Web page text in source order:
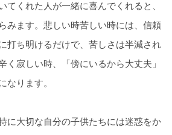
てくれた人が一緒に喜んでくれると、
みます。悲しい時苦しい時には、信頼
打ち明けるだけで、苦しさは半減され
く寂しい時、「傍にいるから大丈夫」
なります。
に大切な自分の子供たちには迷惑をか